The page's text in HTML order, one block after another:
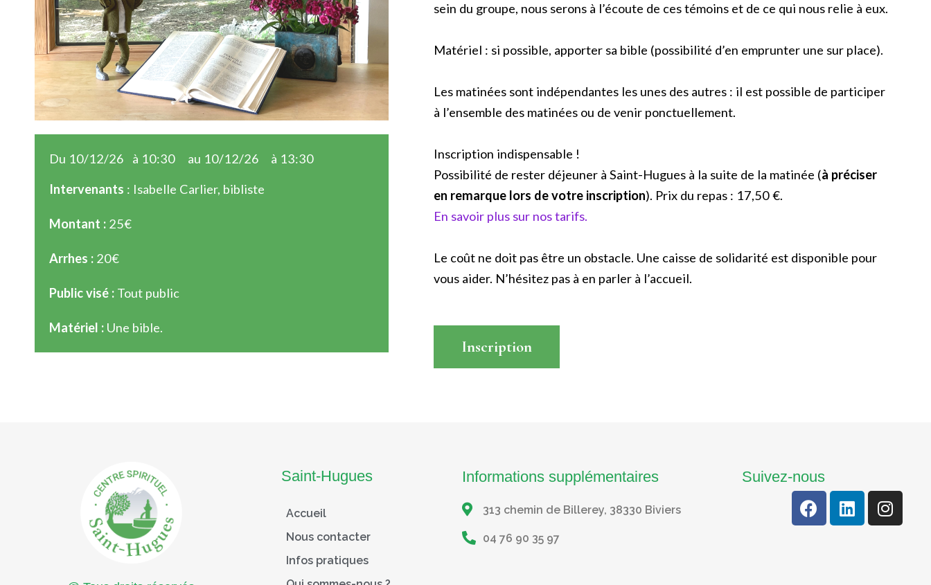
Du 10/12/26 à 10:30 au 10/12/26 à 13:30
Intervenants : Isabelle Carlier, bibliste
Montant : 25€
Arrhes : 20€
Public visé : Tout public
Matériel : Une bible.
sein du groupe, nous serons à l’écoute de ces témoins et de ce qui nous relie à eux.
Matériel : si possible, apporter sa bible (possibilité d’en emprunter une sur place).
Les matinées sont indépendantes les unes des autres : il est possible de participer
à l’ensemble des matinées ou de venir ponctuellement.
Inscription indispensable !
Possibilité de rester déjeuner à Saint-Hugues à la suite de la matinée (à préciser
en remarque lors de votre inscription). Prix du repas : 17,50 €.
En savoir plus sur nos tarifs.
Le coût ne doit pas être un obstacle. Une caisse de solidarité est disponible pour
vous aider. N’hésitez pas à en parler à l’accueil.
Inscription
Saint-Hugues
Accueil
Nous contacter
Infos pratiques
Informations supplémentaires
313 chemin de Billerey, 38330 Biviers
04 76 90 35 97
Suivez-nous